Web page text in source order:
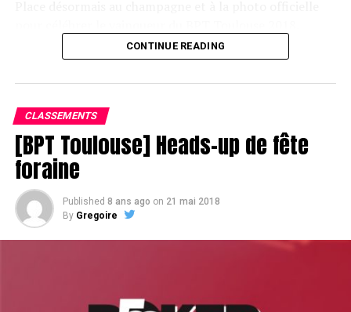
CONTINUE READING
CLASSEMENTS
[BPT Toulouse] Heads-up de fête
foraine
Published 8 ans ago on 21 mai 2018
By Gregoire